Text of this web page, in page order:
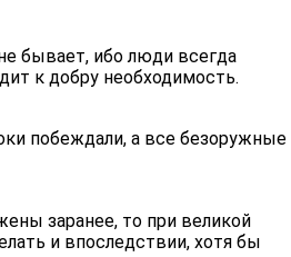
бывает, ибо люди всегда
к добру необходимость.
побеждали, а все безоружные
заранее, то при великой
и впоследствии, хотя бы